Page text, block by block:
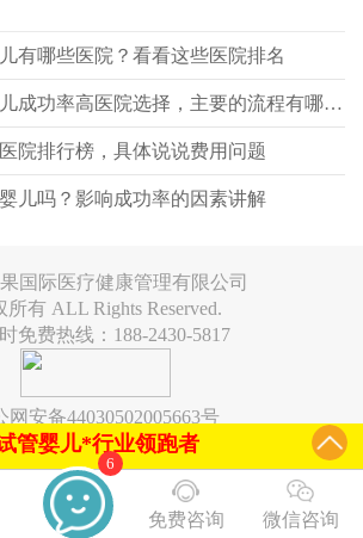
有哪些医院？看看这些医院排名
深圳做三代试管婴儿成功率高医院选择，主要的流程有哪些？
院排行榜，具体说说费用问题
儿吗？影响成功率的因素讲解
国际医疗健康管理有限公司
所有 ALL Rights Reserved.
免费热线：188-2430-5817
网安备44030502005663号
管婴儿*行业领跑者
6
免费咨询 微信咨询